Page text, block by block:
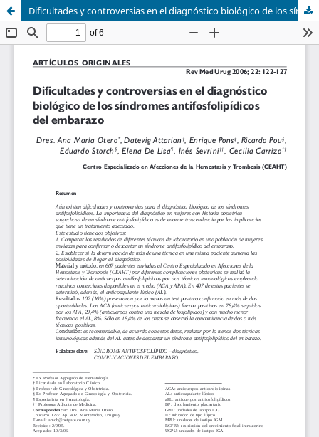
Dificultades y controversias en el diagnóstico biológico de los síndromes antifosfolipídicos del embarazo